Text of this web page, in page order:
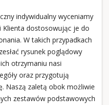
indywidualny wyceniamy
Klienta dostosowując je do
W takich przypadkach
rysunek poglądowy
otrzymaniu nasi
oraz przygotują
Naszą zaletą obok możliwie
zestawów podstawowych